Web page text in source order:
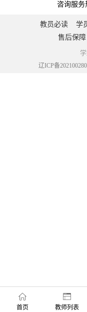
咨询服务
教员必读 学
售后保障
辽ICP备
首页 教师列表